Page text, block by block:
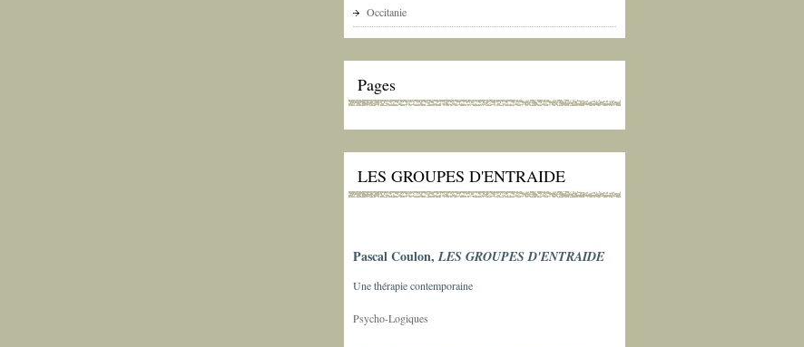
Occitanie
Pages
LES GROUPES D'ENTRAIDE
Pascal Coulon,LES GROUPES D'ENTRAIDE
Une thérapie contemporaine
Psycho-Logiques